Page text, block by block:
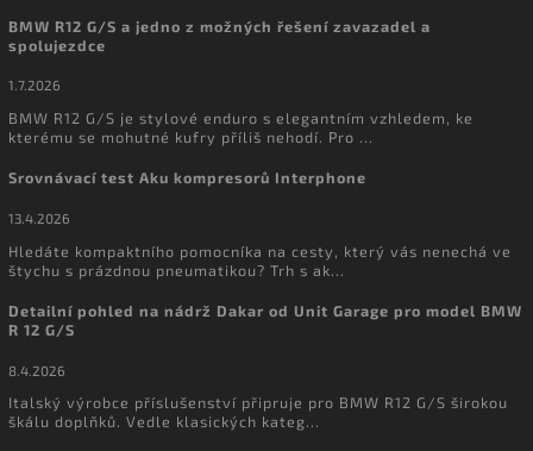
BMW R12 G/S a jedno z možných řešení zavazadel a
spolujezdce
1.7.2026
BMW R12 G/S je stylové enduro s elegantním vzhledem, ke
kterému se mohutné kufry příliš nehodí. Pro ...
Srovnávací test Aku kompresorů Interphone
13.4.2026
Hledáte kompaktního pomocníka na cesty, který vás nenechá ve
štychu s prázdnou pneumatikou? Trh s ak...
Detailní pohled na nádrž Dakar od Unit Garage pro model BMW
R 12 G/S
8.4.2026
Italský výrobce příslušenství připruje pro BMW R12 G/S širokou
škálu doplňků. Vedle klasických kateg...